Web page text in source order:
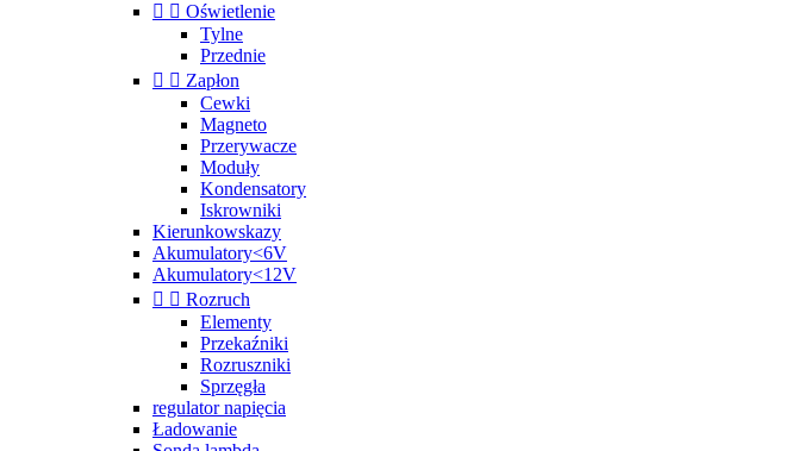
  Oświetlenie
Tylne
Przednie
  Zapłon
Cewki
Magneto
Przerywacze
Moduły
Kondensatory
Iskrowniki
Kierunkowskazy
Akumulatory<6V
Akumulatory<12V
  Rozruch
Elementy
Przekaźniki
Rozruszniki
Sprzęgła
regulator napięcia
Ładowanie